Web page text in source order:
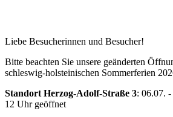
Liebe Besucherinnen und Besucher!
Bitte beachten Sie unsere geänderten
schleswig-holsteinischen Sommerferien
Standort Herzog-Adolf-Straße 3: 06.07.
12 Uhr geöffnet